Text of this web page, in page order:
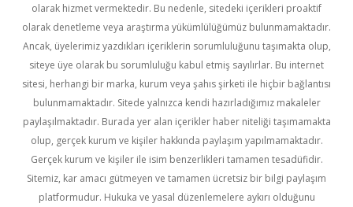
olarak hizmet vermektedir. Bu nedenle, sitedeki içerikleri proaktif
olarak denetleme veya araştırma yükümlülüğümüz bulunmamaktadır.
Ancak, üyelerimiz yazdıkları içeriklerin sorumluluğunu taşımakta olup,
siteye üye olarak bu sorumluluğu kabul etmiş sayılırlar. Bu internet
sitesi, herhangi bir marka, kurum veya şahıs şirketi ile hiçbir bağlantısı
bulunmamaktadır. Sitede yalnızca kendi hazırladığımız makaleler
paylaşılmaktadır. Burada yer alan içerikler haber niteliği taşımamakta
olup, gerçek kurum ve kişiler hakkında paylaşım yapılmamaktadır.
Gerçek kurum ve kişiler ile isim benzerlikleri tamamen tesadüfidir.
Sitemiz, kar amacı gütmeyen ve tamamen ücretsiz bir bilgi paylaşım
platformudur. Hukuka ve yasal düzenlemelere aykırı olduğunu